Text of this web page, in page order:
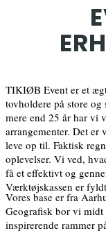
TIKIØB Event er et
tovholdere på store
mere end 25 år har vi
arrangementer. Det
leve op til. Faktisk
oplevelser. Vi ved,
få et effektivt og
Værktøjskassen er
Vores base er fra
Geografisk bor vi
inspirerende rammer